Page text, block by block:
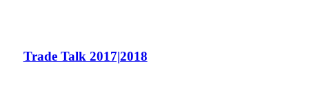
Trade Talk 2017|2018